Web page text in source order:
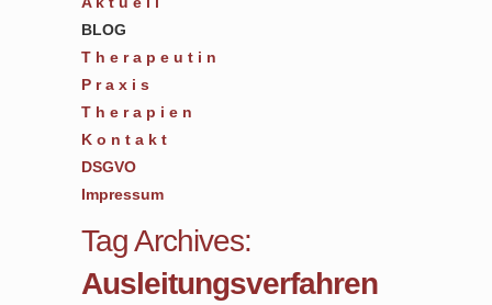
BLOG
T h e r a p e u t i n
P r a x i s
T h e r a p i e n
K o n t a k t
DSGVO
Impressum
Tag Archives:
Ausleitungsverfahren